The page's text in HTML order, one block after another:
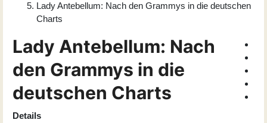
Lady Antebellum: Nach den Grammys in die deutschen
Charts
Lady Antebellum: Nach
den Grammys in die
deutschen Charts
Details